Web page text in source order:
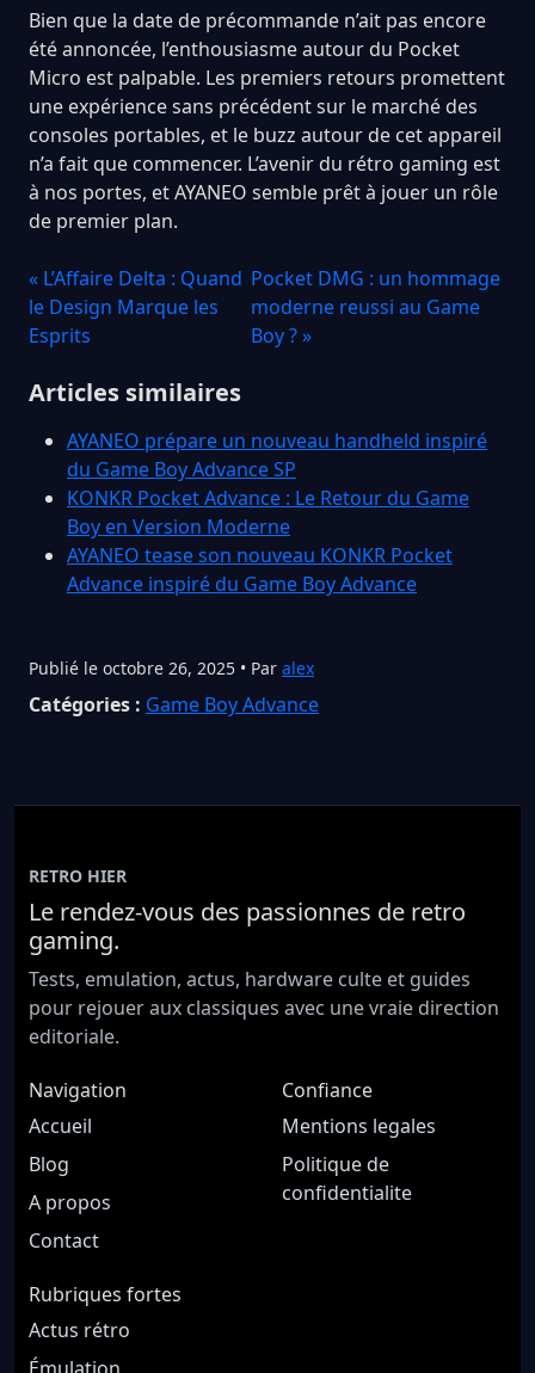
Bien que la date de précommande n’ait pas encore
été annoncée, l’enthousiasme autour du Pocket
Micro est palpable. Les premiers retours promettent
une expérience sans précédent sur le marché des
consoles portables, et le buzz autour de cet appareil
n’a fait que commencer. L’avenir du rétro gaming est
à nos portes, et AYANEO semble prêt à jouer un rôle
de premier plan.
« L’Affaire Delta : Quand
le Design Marque les
Esprits
Pocket DMG : un hommage
moderne reussi au Game
Boy ? »
Articles similaires
AYANEO prépare un nouveau handheld inspiré
du Game Boy Advance SP
KONKR Pocket Advance : Le Retour du Game
Boy en Version Moderne
AYANEO tease son nouveau KONKR Pocket
Advance inspiré du Game Boy Advance
Publié le octobre 26, 2025 • Par alex
Catégories : Game Boy Advance
RETRO HIER
Le rendez-vous des passionnes de retro
gaming.
Tests, emulation, actus, hardware culte et guides
pour rejouer aux classiques avec une vraie direction
editoriale.
Navigation
Accueil
Blog
A propos
Contact
Confiance
Mentions legales
Politique de
confidentialite
Rubriques fortes
Actus rétro